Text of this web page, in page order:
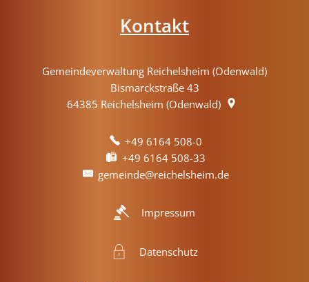
Kontakt
Gemeindeverwaltung Reichelsheim (Odenwald)
Bismarckstraße 43
64385 Reichelsheim (Odenwald)
+49 6164 508-0
+49 6164 508-33
gemeinde@reichelsheim.de
Impressum
Datenschutz